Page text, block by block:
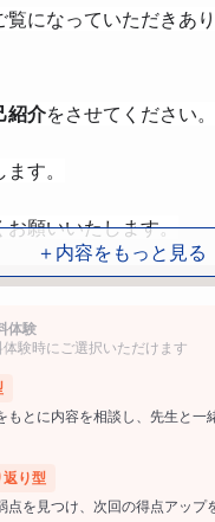
覧になっていただきあ
紹介をさせてください。
す。
お願いいたします。
＋内容をもっと見る
体験
験時にご選択いただけます
もとに内容を相談し、先生と一
返り型
点を見つけ、次回の得点アップ